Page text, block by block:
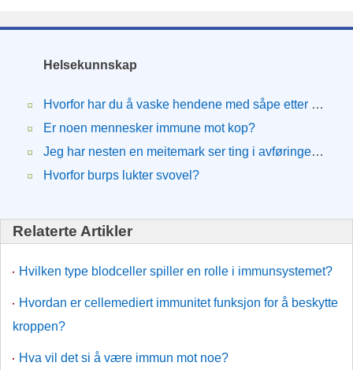
Helsekunnskap
Hvorfor har du å vaske hendene med såpe etter å ha spist fet mat?
Er noen mennesker immune mot kop?
Jeg har nesten en meitemark ser ting i avføringen i dag det var brunt og du nylig har hatt et par blodige seg, men ikke mange hva er det?
Hvorfor burps lukter svovel?
Relaterte Artikler
Hvilken type blodceller spiller en rolle i immunsystemet?
Hvordan er cellemediert immunitet funksjon for å beskytte
kroppen?
Hva vil det si å være immun mot noe?